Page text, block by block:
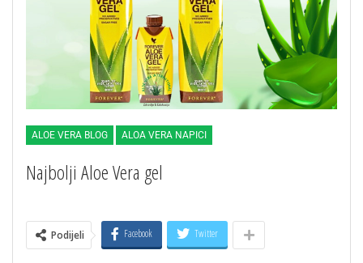
ALOE VERA BLOG ALOA VERA NAPICI
Najbolji Aloe Vera gel
Podijeli Facebook Twitter